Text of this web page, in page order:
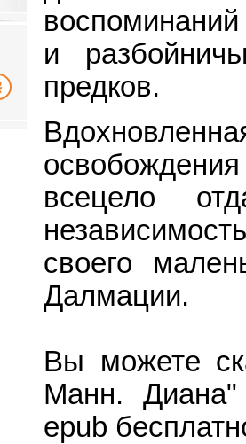
и
предков.
всецело
своего
Далмации.
Вы можете
Манн.
epub